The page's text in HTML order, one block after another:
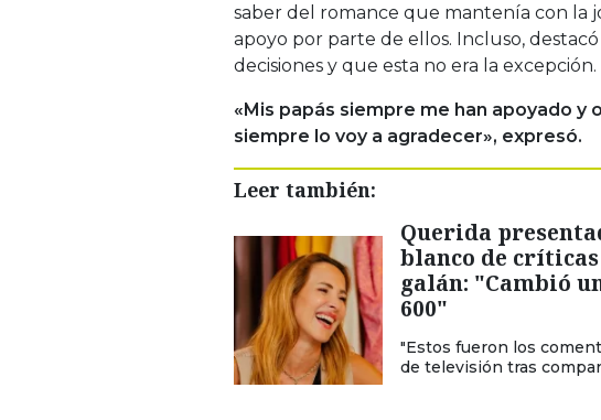
saber del romance que mantenía con la
apoyo por parte de ellos. Incluso,
decisiones y que esta no era la excepción.
«Mis papás siempre me han apoyado y
siempre lo voy a agradecer», expresó.
Leer también:
Querida
blanco de
galán: "Cambió
600"
"Estos fueron los
de televisión tras